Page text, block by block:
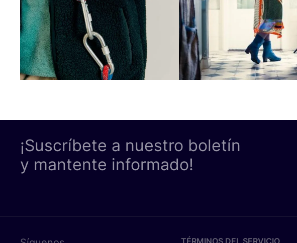
¡Suscríbete a nuestro boletín
y mantente informado!
TÉRMINOS DEL SERVICIO